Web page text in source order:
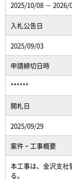
2025/10/08 ～ 2026/
入札公告日
2025/09/03
申請締切日時
******
開札日
2025/09/29
案件・工事概要
本工事は、金沢支社
る。